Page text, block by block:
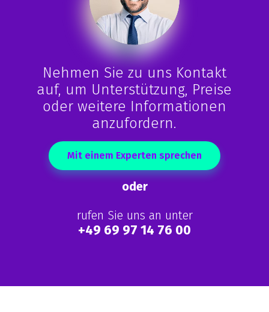
Nehmen Sie zu uns Kontakt
auf, um Unterstützung, Preise
oder weitere Informationen
anzufordern.
Mit einem Experten sprechen
oder
rufen Sie uns an unter
+49 69 97 14 76 00